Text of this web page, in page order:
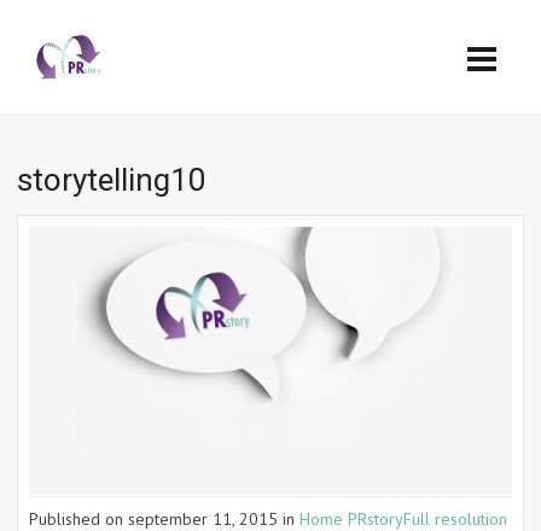
storytelling10
Published on september 11, 2015 in Home PRstoryFull resolution